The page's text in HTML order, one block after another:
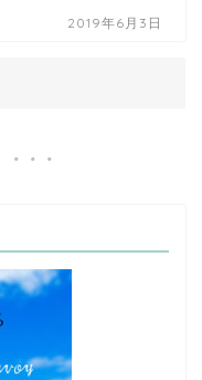
2019年6月3日